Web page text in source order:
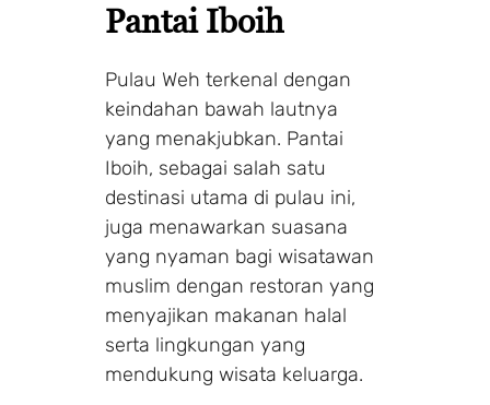
Pantai Iboih
Pulau Weh terkenal dengan
keindahan bawah lautnya
yang menakjubkan. Pantai
Iboih, sebagai salah satu
destinasi utama di pulau ini,
juga menawarkan suasana
yang nyaman bagi wisatawan
muslim dengan restoran yang
menyajikan makanan halal
serta lingkungan yang
mendukung wisata keluarga.